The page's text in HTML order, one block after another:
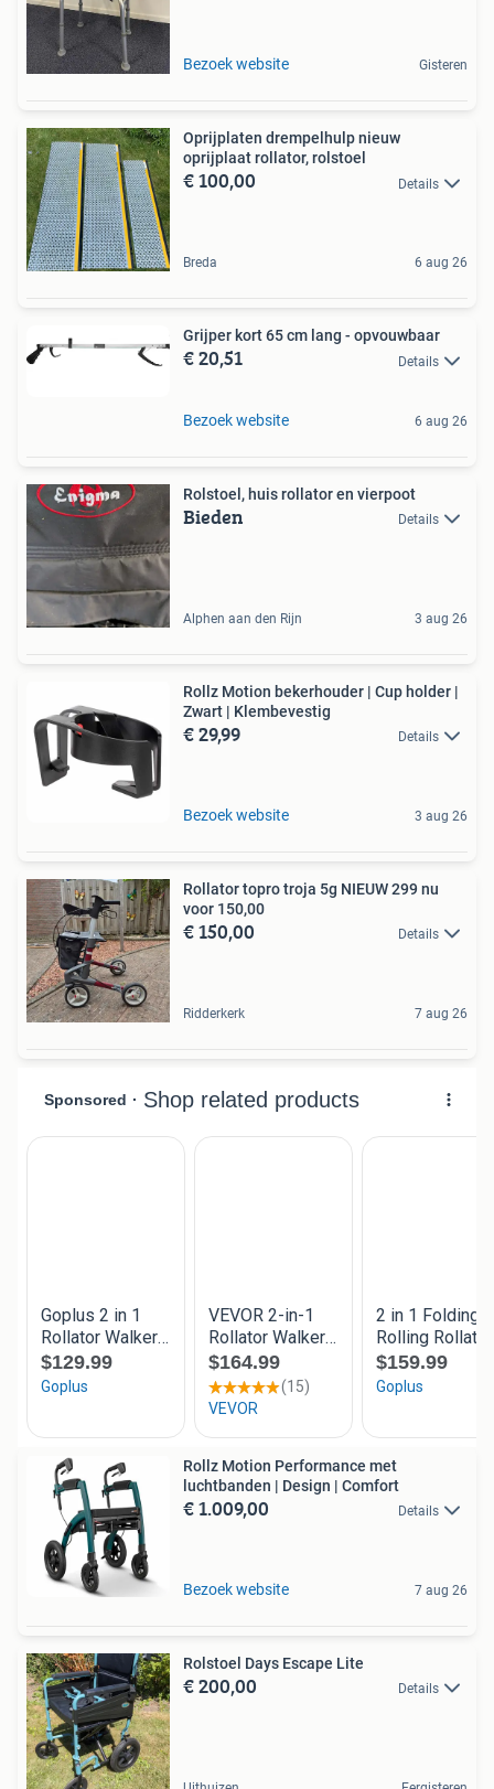
Bezoek website Gisteren
Oprijplaten drempelhulp nieuw
oprijplaat rollator, rolstoel
€ 100,00 Details
Breda 6 aug 26
Grijper kort 65 cm lang - opvouwbaar
€ 20,51 Details
Bezoek website 6 aug 26
Rolstoel, huis rollator en vierpoot
Bieden Details
Alphen aan den Rijn 3 aug 26
Rollz Motion bekerhouder | Cup holder |
Zwart | Klembevestig
€ 29,99 Details
Bezoek website 3 aug 26
Rollator topro troja 5g NIEUW 299 nu
voor 150,00
€ 150,00 Details
Ridderkerk 7 aug 26
Rollz Motion Performance met
luchtbanden | Design | Comfort
€ 1.009,00 Details
Bezoek website 7 aug 26
Rolstoel Days Escape Lite
€ 200,00 Details